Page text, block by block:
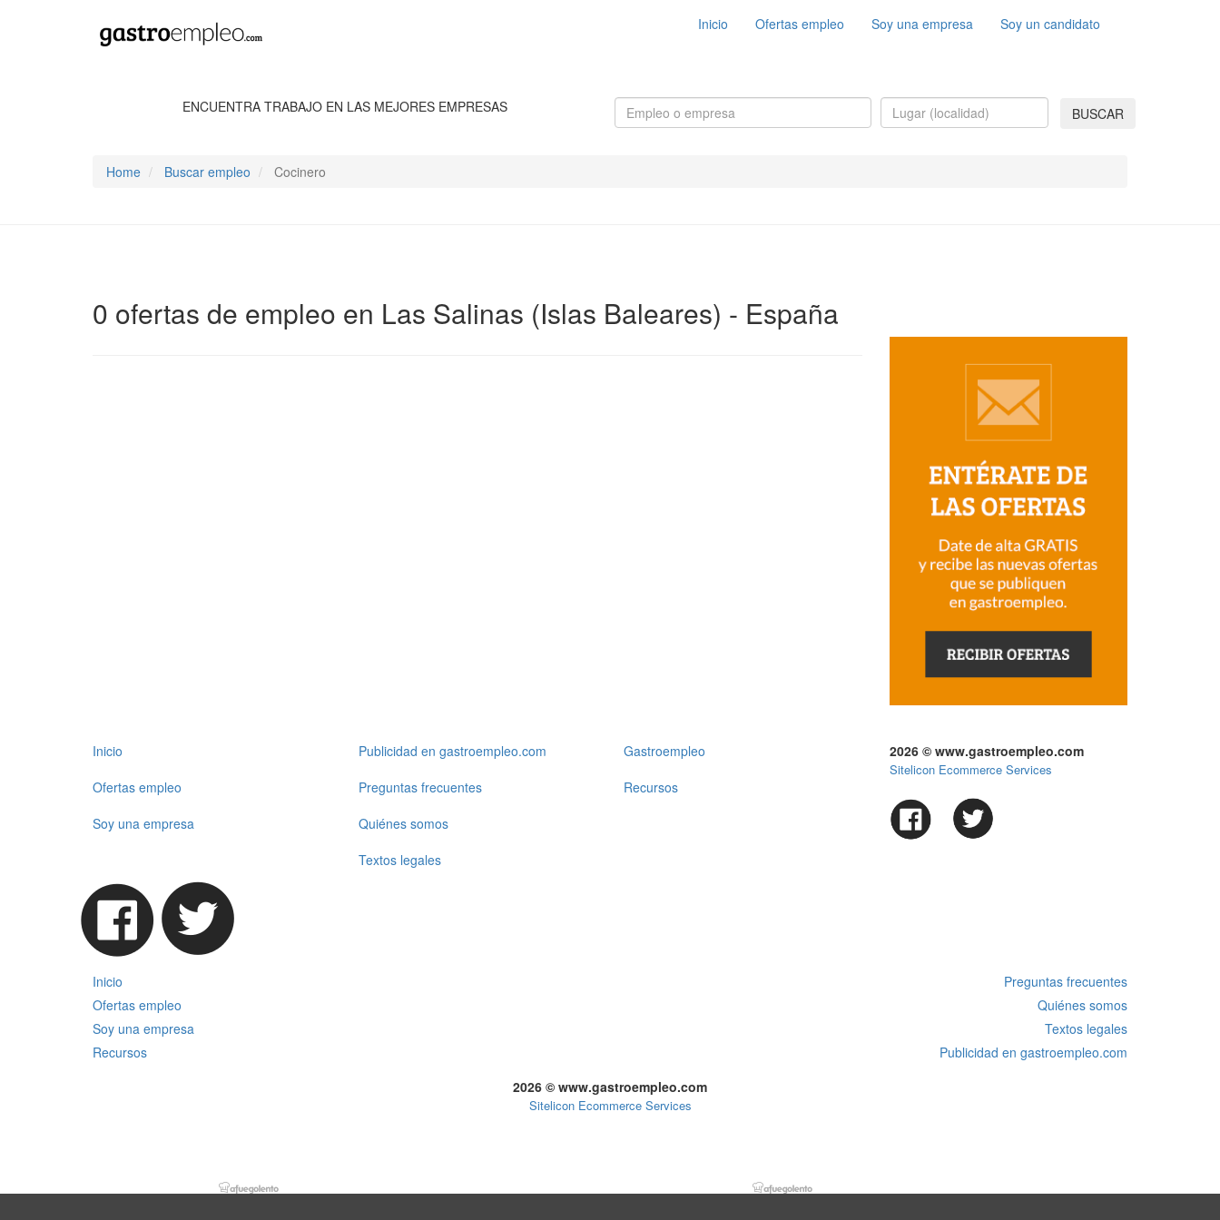
Inicio Ofertas empleo Soy una empresa Soy un candidato
ENCUENTRA TRABAJO EN LAS MEJORES EMPRESAS BUSCAR
Home Buscar empleo Cocinero
0 ofertas de empleo en Las Salinas (Islas Baleares) - España
Inicio
Ofertas empleo
Soy una empresa
Publicidad en gastroempleo.com
Preguntas frecuentes
Quiénes somos
Textos legales
Gastroempleo
Recursos
2026 © www.gastroempleo.com
Sitelicon Ecommerce Services
Inicio
Preguntas frecuentes
Ofertas empleo
Quiénes somos
Soy una empresa
Textos legales
Recursos
Publicidad en gastroempleo.com
2026 © www.gastroempleo.com
Sitelicon Ecommerce Services